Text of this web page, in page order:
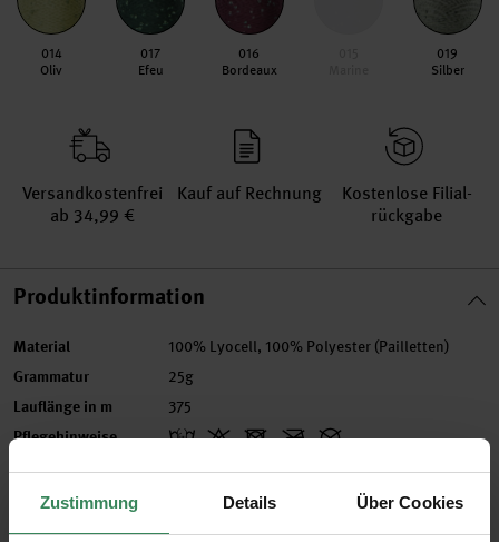
Zustimmung Details Über Cookies
014
Oliv
017
Efeu
016
Bordeaux
019
Silber
Versand­kosten­frei
ab 34,99 €
Kauf auf Rechnung
Kosten­lose Filial­
rückgabe
Produktinformation
Material 100% Lyocell, 100% Polyester (Pailletten)
Grammatur 25g
Lauflänge in m 375
Pflegehinweise
Mehr Informationen zu Pflegehinweisen